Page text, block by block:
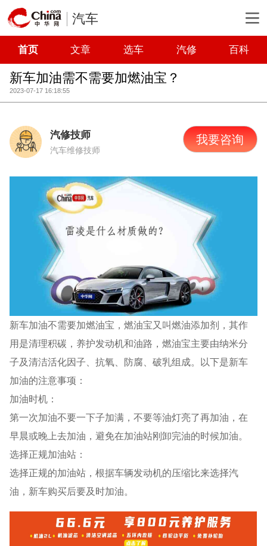
汽车
首页 文章 选车 汽修 百科
新车加油需不需要加燃油宝？
2023-07-17 16:18:55
汽修技师
汽车维修技师
我要咨询
新车加油不需要加燃油宝，燃油宝又叫燃油添加剂，其作
用是清理积碳，养护发动机和油路，燃油宝主要由纳米分
子及清洁活化因子、抗氧、防腐、破乳组成。以下是新车
加油的注意事项：
加油时机：
第一次加油不要一下子加满，不要等油灯亮了再加油，在
早晨或晚上去加油，避免在加油站刚卸完油的时候加油。
选择正规加油站：
选择正规的加油站，根据车辆发动机的压缩比来选择汽
油，新车购买后要及时加油。